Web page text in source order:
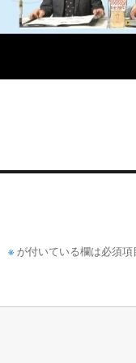
※ が付いている欄は必須項